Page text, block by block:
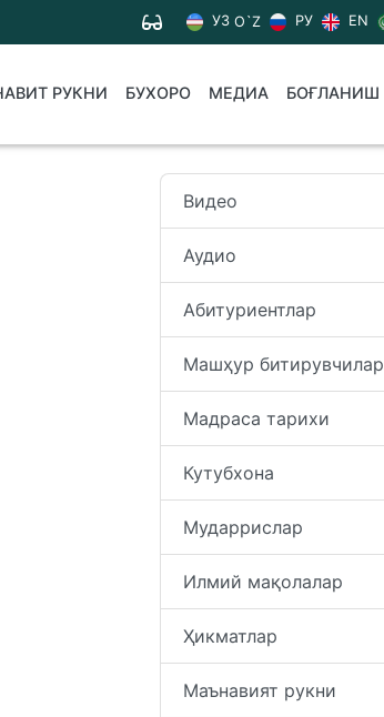
УЗ O`Z РУ EN
РУКНИ БУХОРО МЕДИА БОҒЛАНИШ
Видео
Аудио
Абитуриентлар
Машҳур битирувчилар
Мадраса тарихи
Кутубхона
Мударрислар
Илмий мақолалар
Ҳикматлар
Маънавият рукни